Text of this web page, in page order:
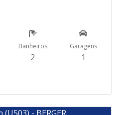
Banheiros
2
Garagens
1